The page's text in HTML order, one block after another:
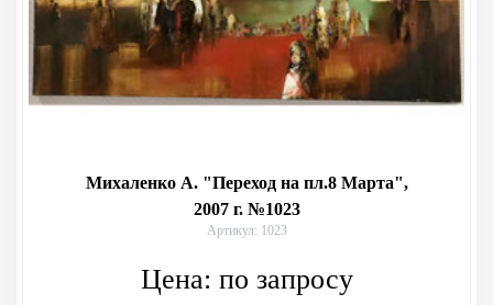
Михаленко А. "Переход на пл.8 Марта",
2007 г. №1023
Артикул: 1023
Цена: по запросу